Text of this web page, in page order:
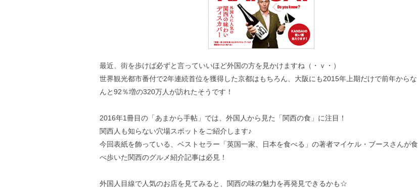
最近、街を歩けば必ずと言っていいほど外国の方を見かけますね（・ｖ・）
世界観光都市番付で2年連続首位を獲得した京都はもちろん、大阪にも2015年上期だけで前年からな
んと92％増の320万人が訪れたそうです！
2016年1冊目の「あまから手帖」では、外国人から見た「関西の食」に注目！
関西人も知らない穴場スポットをご紹介します♪
今回表紙を飾っている、ベストセラー「英国一家、日本を食べる」の著者マイケル・ブースさんが食
べ歩いた関西のグルメ紹介記事は必見！
外国人目線で人気のお店を見てみると、関西の味の魅力を再発見できるかも☆